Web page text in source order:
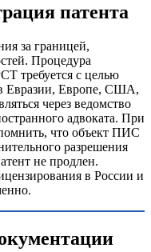
патента
за границей,
Процедура
требуется с целью
Евразии, Европе, США,
через ведомство
адвоката. При
что объект ПИС
разрешения
не продлен.
в России и